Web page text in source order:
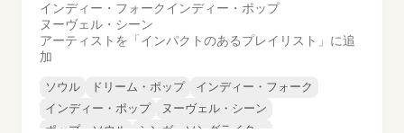
インディー・フォークインディー・ポップ
ヌーヴェル・シーン
アーティストを「インパクトのあるプレイリスト」に追
加
ソウル ドリーム・ポップ
インディー・フォーク
インディー・ポップ
ヌーヴェル・シーン
ポップ・ソウル
シンガーソングライター